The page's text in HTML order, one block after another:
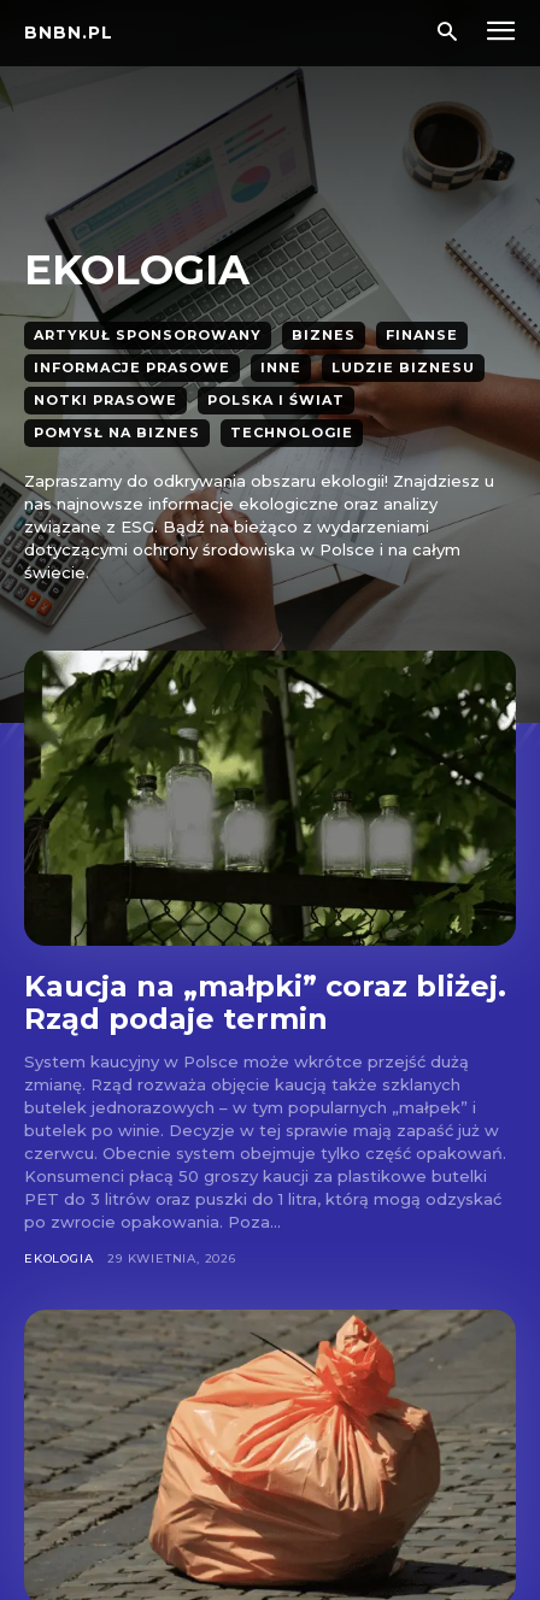
BNBN.PL
EKOLOGIA
ARTYKUŁ SPONSOROWANY BIZNES
FINANSE
INFORMACJE PRASOWE
INNE
LUDZIE BIZNESU
NOTKI PRASOWE
POLSKA I ŚWIAT
POMYSŁ NA BIZNES
TECHNOLOGIE
Zapraszamy do odkrywania obszaru ekologii! Znajdziesz u
nas najnowsze informacje ekologiczne oraz analizy
związane z ESG. Bądź na bieżąco z wydarzeniami
dotyczącymi ochrony środowiska w Polsce i na całym
świecie.
Kaucja na „małpki” coraz bliżej.
Rząd podaje termin
System kaucyjny w Polsce może wkrótce przejść dużą
zmianę. Rząd rozważa objęcie kaucją także szklanych
butelek jednorazowych – w tym popularnych „małpek” i
butelek po winie. Decyzje w tej sprawie mają zapaść już w
czerwcu. Obecnie system obejmuje tylko część opakowań.
Konsumenci płacą 50 groszy kaucji za plastikowe butelki
PET do 3 litrów oraz puszki do 1 litra, którą mogą odzyskać
po zwrocie opakowania. Poza...
EKOLOGIA 29 KWIETNIA, 2026